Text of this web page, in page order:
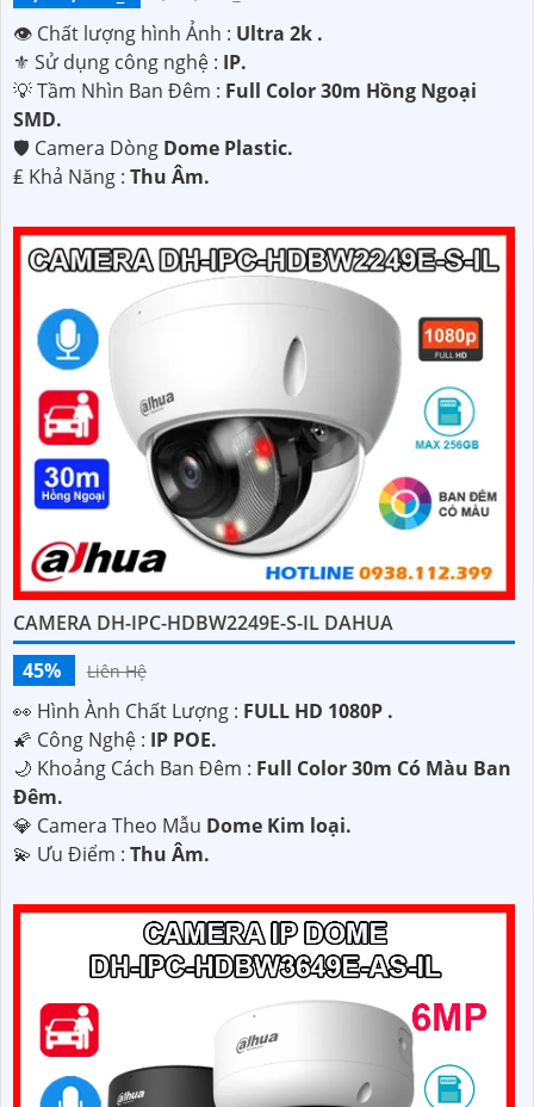
👁 Chất lượng hình Ảnh : Ultra 2k .
⚜️ Sử dụng công nghệ : IP.
💡 Tầm Nhìn Ban Đêm : Full Color 30m Hồng Ngoại
SMD.
🛡 Camera Dòng Dome Plastic.
️₤ Khả Năng : Thu Âm.
CAMERA DH-IPC-HDBW2249E-S-IL DAHUA
45%
Liên Hệ
️👀 Hình Ành Chất Lượng : FULL HD 1080P .
🌠 Công Nghệ : IP POE.
🌙 Khoảng Cách Ban Đêm : Full Color 30m Có Màu Ban
Ðêm.
💎 Camera Theo Mẫu Dome Kim loại.
️💫 Ưu Điểm : Thu Âm.